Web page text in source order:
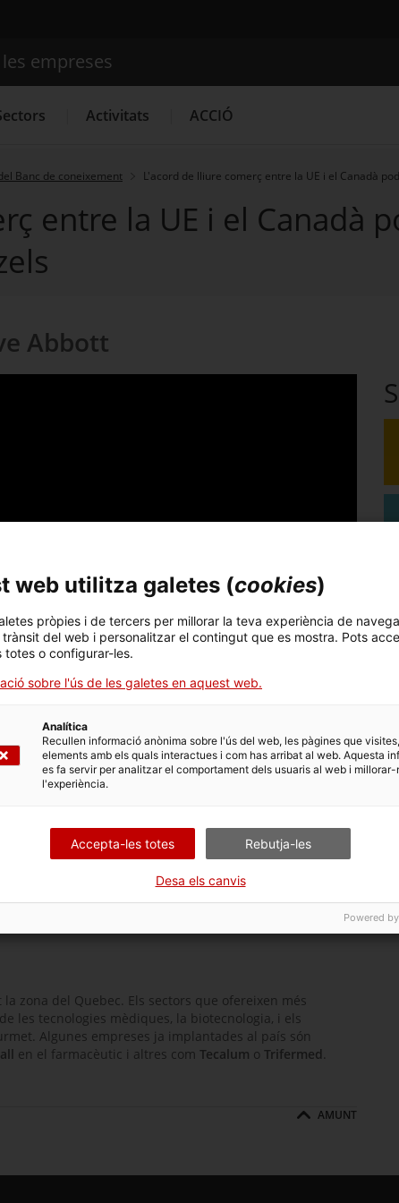
Cercador
d'innovació Convocatòries d'ajuts obertes
empreses
Activitats ACCIÓ
Banc de coneixement L'acord de lliure comerç entre la UE i el Canadà
entre la UE i el Canadà
Abbott
de Comerç i Inversions de Catalunya a
l'
catalanes a l'hora de fer negocis ja que
INDÚSTRIA FARMACÈUTICA
zona del Quebec. Els sectors que ofereixen més
les tecnologies mèdiques, la biotecnologia, i els
Algunes empreses ja implantades al país són
en el farmacèutic i altres com Tecalum o Trifermed.
AMUNT
web utilitza galetes (cookies)
pròpies i de tercers per millorar la teva experiència de
del web i personalitzar el contingut que es mostra. Pots
totes o configurar-les.
sobre l'ús de les galetes en aquest web.
Analítica
Recullen informació anònima sobre l'ús del web, les pàgines que
elements amb els quals interactues i com has arribat al web. Aquesta
es fa servir per analitzar el comportament dels usuaris al web i millorar-
l'experiència.
Accepta-les totes Rebutja-les
Desa els canvis
Powered by